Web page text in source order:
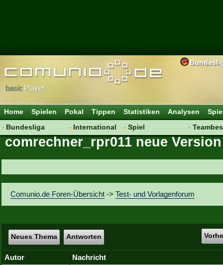
basicPlayer
Home Spielen Pokal Tippen Statistiken Analysen
Bundesliga
Hot News
Vereinsdiskussion
Vereinsfragen
International
Vereine
Spiel
Regeln & Tipps
comrechner_rpr011 neue
Comunio.de Foren-Übersicht ->Test- und Vorlagenforum
Neues Thema Antworten
Autor
Nachricht